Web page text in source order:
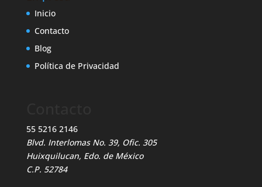
Inicio
Contacto
Blog
Política de Privacidad
55 5216 2146
Blvd. Interlomas No. 39, Ofic. 305
Huixquilucan, Edo. de México
C.P. 52784